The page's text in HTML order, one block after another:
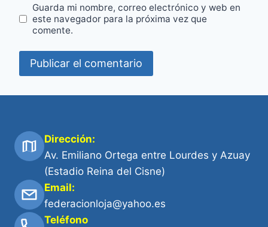
Guarda mi nombre, correo electrónico y web en
este navegador para la próxima vez que
comente.
Dirección:
Av. Emiliano Ortega entre Lourdes y Azuay
(Estadio Reina del Cisne)
Email:
federacionloja@yahoo.es
Teléfono